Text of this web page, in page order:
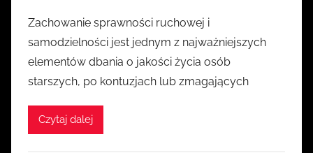
z
e
z
k
Zachowanie sprawności ruchowej i
samodzielności jest jednym z najważniejszych
elementów dbania o jakości życia osób
starszych, po kontuzjach lub zmagających
Czytaj dalej